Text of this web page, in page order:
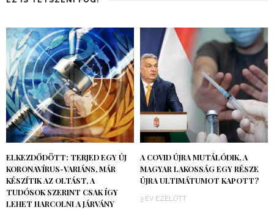
ELKEZDŐDÖTT: TERJED EGY ÚJ
KORONAVÍRUS-VARIÁNS, MÁR
KÉSZÍTIK AZ OLTÁST, A
TUDÓSOK SZERINT CSAK ÍGY
LEHET HARCOLNI A JÁRVÁNY
A COVID ÚJRA MUTÁLÓDIK, A
MAGYAR LAKOSSÁG EGY RÉSZE
ÚJRA ULTIMÁTUMOT KAPOTT?
3 ÉV EZELŐTT